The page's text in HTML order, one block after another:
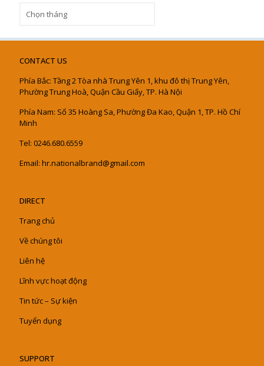
trữ
CONTACT US
Phía Bắc: Tầng 2 Tòa nhà Trung Yên 1, khu đô thị Trung Yên,
Phường Trung Hoà, Quận Cầu Giấy, TP. Hà Nội
Phía Nam: Số 35 Hoàng Sa, Phường Đa Kao, Quận 1, TP. Hồ Chí
Minh
Tel: 0246.680.6559
Email: hr.nationalbrand@gmail.com
DIRECT
Trang chủ
Về chúng tôi
Liên hệ
Lĩnh vực hoạt động
Tin tức – Sự kiện
Tuyển dụng
SUPPORT